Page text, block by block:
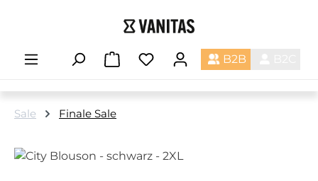
Zum Hauptinhalt springen
B2B
Sale Finale Sale
Bildergalerie überspringen